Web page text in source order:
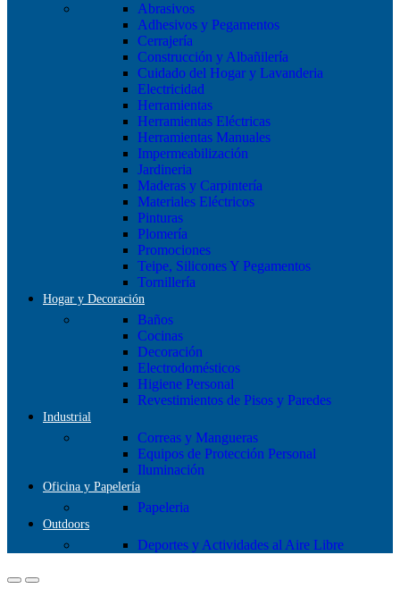
Abrasivos
Adhesivos y Pegamentos
Cerrajería
Construcción y Albañilería
Cuidado del Hogar y Lavanderia
Electricidad
Herramientas
Herramientas Eléctricas
Herramientas Manuales
Impermeabilización
Jardineria
Maderas y Carpintería
Materiales Eléctricos
Pinturas
Plomería
Promociones
Teipe, Silicones Y Pegamentos
Tornillería
Hogar y Decoración
Baños
Cocinas
Decoración
Electrodomésticos
Higiene Personal
Revestimientos de Pisos y Paredes
Industrial
Correas y Mangueras
Equipos de Protección Personal
Iluminación
Oficina y Papelería
Papeleria
Outdoors
Deportes y Actividades al Aire Libre